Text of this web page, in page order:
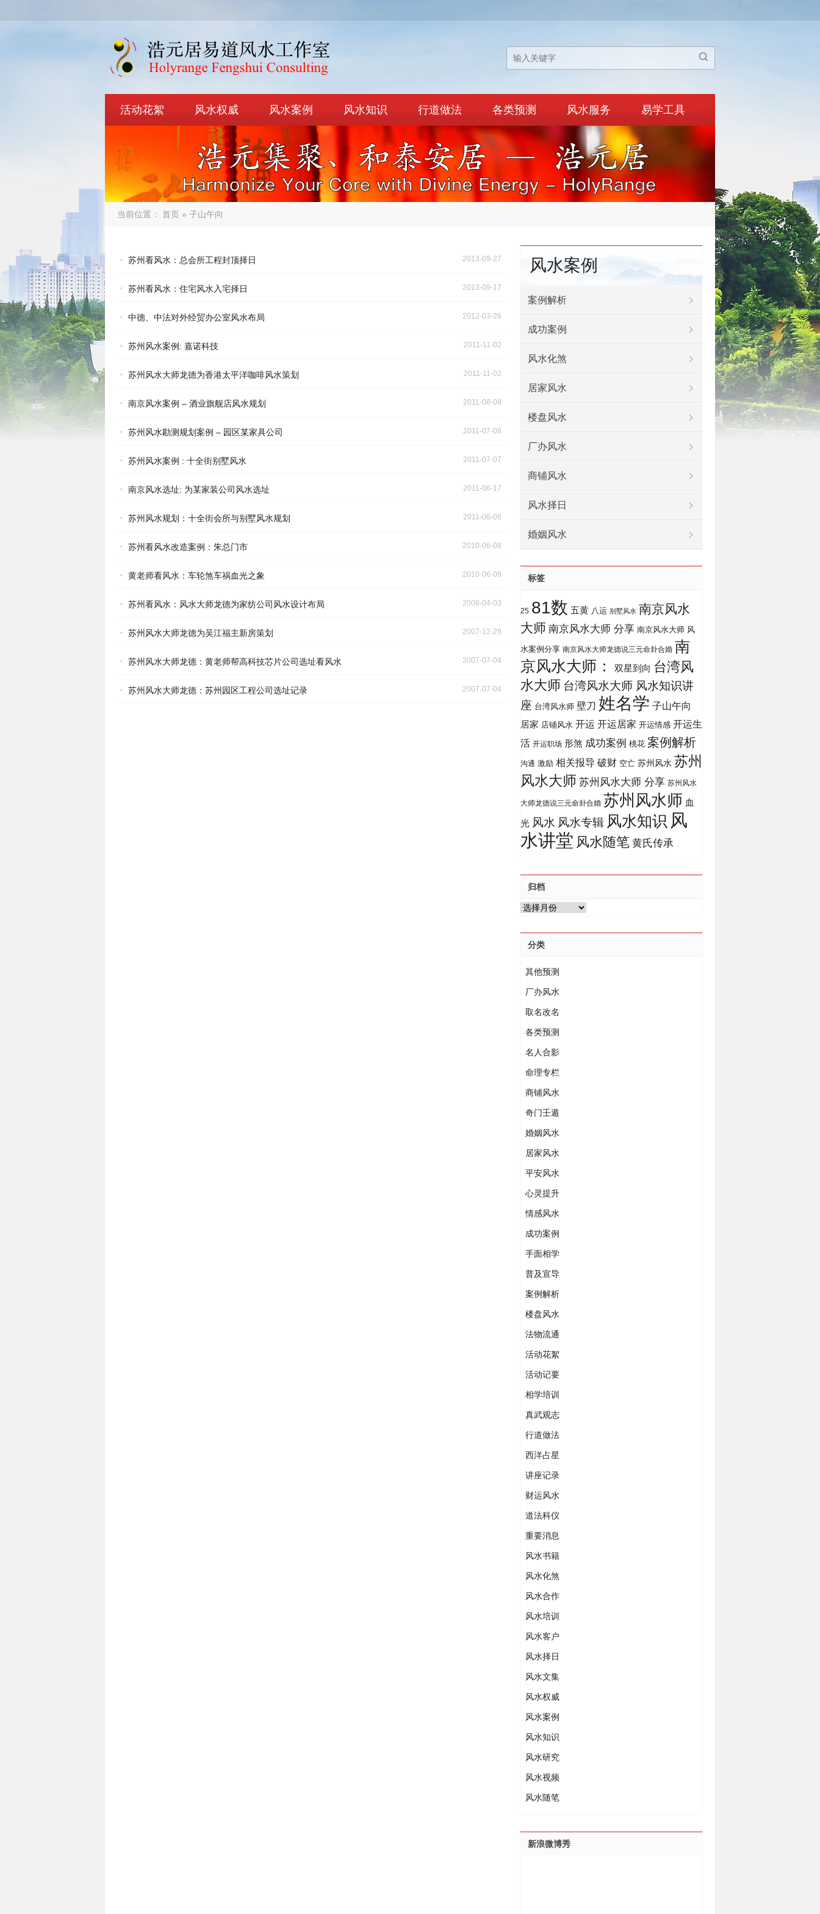

活动花絮 风水权威 风水案例 风水知识 行道做法 各类预测 风水服务 易学工具
当前位置： 首页 » 子山午向
苏州看风水：总会所工程封顶择日 2013-09-27
苏州看风水：住宅风水入宅择日 2013-09-17
中德、中法对外经贸办公室风水布局 2012-03-26
苏州风水案例: 嘉诺科技 2011-11-02
苏州风水大师龙德为香港太平洋咖啡风水策划 2011-11-02
南京风水案例 – 酒业旗舰店风水规划 2011-08-08
苏州风水勘测规划案例 – 园区某家具公司 2011-07-08
苏州风水案例 : 十全街别墅风水 2011-07-07
南京风水选址: 为某家装公司风水选址 2011-06-17
苏州风水规划：十全街会所与别墅风水规划 2011-06-08
苏州看风水改造案例：朱总门市 2010-06-08
黄老师看风水：车轮煞车祸血光之象 2010-06-08
苏州看风水：风水大师龙德为家纺公司风水设计布局 2008-04-03
苏州风水大师龙德为吴江福主新房策划 2007-12-29
苏州风水大师龙德：黄老师帮高科技芯片公司选址看风水 2007-07-04
苏州风水大师龙德：苏州园区工程公司选址记录 2007-07-04
风水案例
案例解析
成功案例
风水化煞
居家风水
楼盘风水
厂办风水
商铺风水
风水择日
婚姻风水
标签
25 81数 五黄 八运 别墅风水 南京风水
大师 南京风水大师 分享 南京风水大师 风
水案例分享 南京风水大师龙德说三元命卦合婚 南
京风水大师：
双星到向 台湾风
水大师 台湾风水大师 风水知识讲
座 台湾风水师 壁刀 姓名学 子山午向
居家 店铺风水 开运 开运居家 开运情感 开运生
活 开运职场 形煞 成功案例 桃花 案例解析
沟通 激励 相关报导 破财 空亡 苏州风水 苏州
风水大师 苏州风水大师 分享 苏州风水
大师龙德说三元命卦合婚 苏州风水师 血
光 风水 风水专辑 风水知识 风
水讲堂 风水随笔 黄氏传承
归档
归
分类
其他预测
厂办风水
取名改名
各类预测
名人合影
命理专栏
商铺风水
奇门壬遁
婚姻风水
居家风水
平安风水
心灵提升
情感风水
成功案例
手面相学
普及宣导
案例解析
楼盘风水
法物流通
活动花絮
活动记要
相学培训
真武观志
行道做法
西洋占星
讲座记录
财运风水
道法科仪
重要消息
风水书籍
风水化煞
风水合作
风水培训
风水客户
风水择日
风水文集
风水权威
风水案例
风水知识
风水研究
风水视频
风水随笔
新浪微博秀